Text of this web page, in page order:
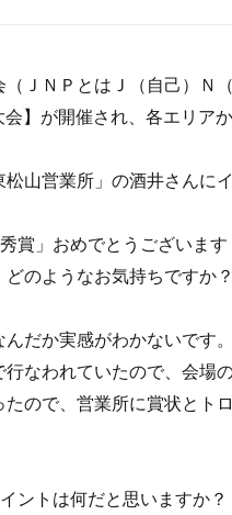
ＪＮＰとはＪ（自己）Ｎ
】が開催され、各エリア
山営業所」の酒井さんに
賞」おめでとうございます
のようなお気持ちですか？
だか実感がわかないです。
なわれていたので、会場
ので、営業所に賞状とト
ントは何だと思いますか？